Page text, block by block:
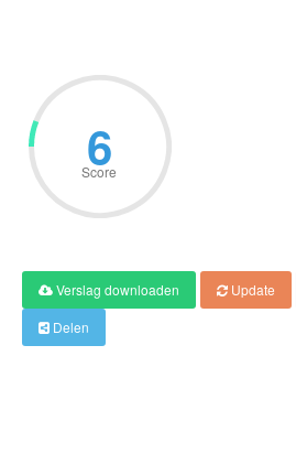
6
Score
Verslag downloaden Update
Delen